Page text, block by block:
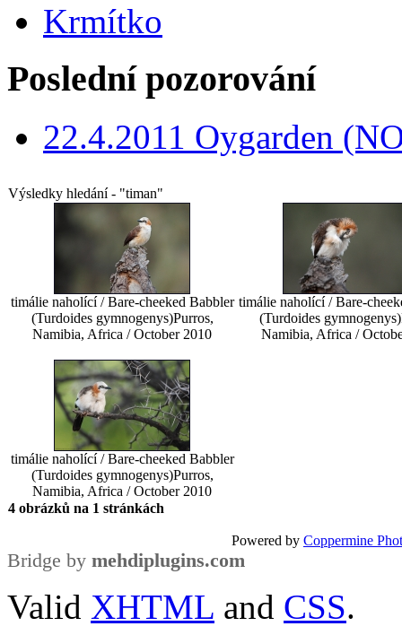
Krmítko
Poslední pozorování
22.4.2011 Oygarden
Výsledky hledání - "timan"
timálie naholící / Bare-cheeked Babbler
(Turdoides gymnogenys)Purros,
Namibia, Africa / October 2010
timálie naholící / Bare-
(Turdoides gymnogenys)
Namibia, Africa /
timálie naholící / Bare-cheeked Babbler
(Turdoides gymnogenys)Purros,
Namibia, Africa / October 2010
4 obrázků na 1 stránkách
Powered by Coppermine
Bridge by mehdiplugins.com
Valid XHTML and CSS.